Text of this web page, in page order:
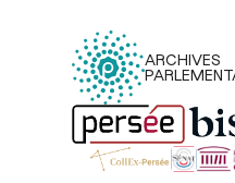
ARCHIVES